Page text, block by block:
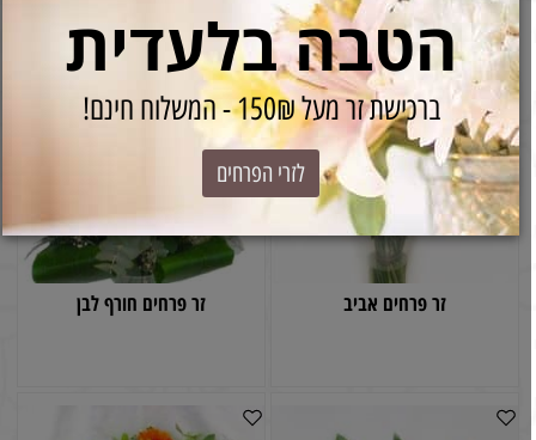
זר פרחים אביב זר פרחים חורף לבן
הטבה בלעדית
ברכישת זר מעל 150₪ - המשלוח חינם!
לזרי הפרחים